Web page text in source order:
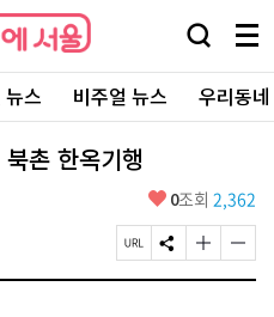
검
창
열
기
메
뉴
전
체
보
스 비주얼 뉴스 우리동
촌 한옥기행
좋
요
0조회 2,362
페
이
S
N
글
자
글
자